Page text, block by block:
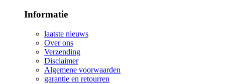
Informatie
laatste nieuws
Over ons
Verzending
Disclaimer
Algemene voorwaarden
garantie en retourren